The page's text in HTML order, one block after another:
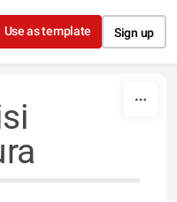
Use as template Sign up